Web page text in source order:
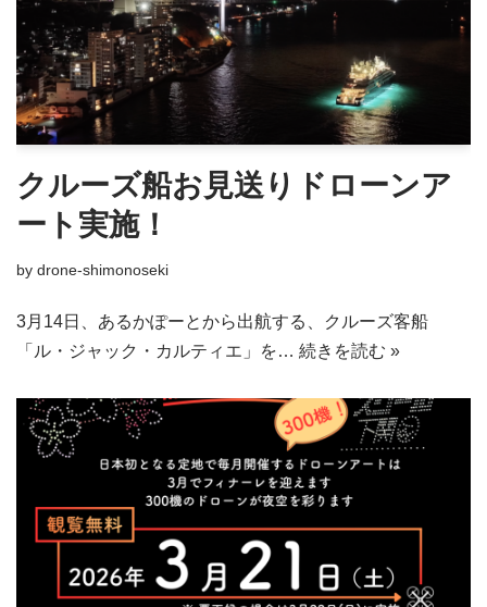
クルーズ船お見送りドローンア
ート実施！
by drone-shimonoseki
3月14日、あるかぽーとから出航する、クルーズ客船
「ル・ジャック・カルティエ」を… 続きを読む »